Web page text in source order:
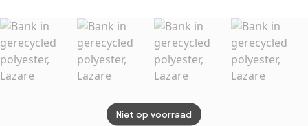
Niet op voorraad